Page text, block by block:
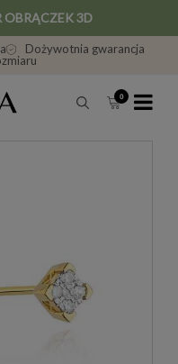
OBRĄCZEK 3D
Dożywotnia gwarancja